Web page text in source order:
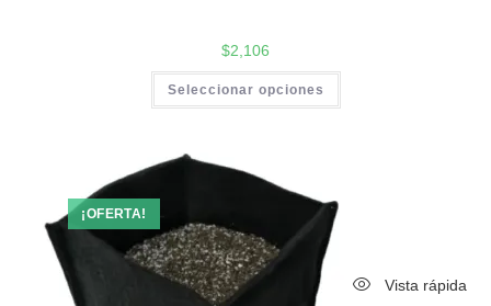
$2,106
Seleccionar opciones
¡OFERTA!
Vista rápida